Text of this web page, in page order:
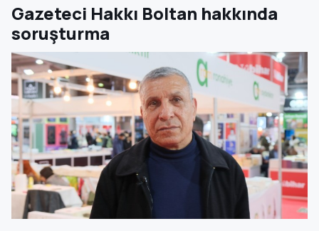
Gazeteci Hakkı Boltan hakkında
soruşturma